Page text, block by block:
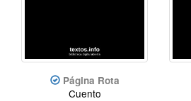
Página Rota
Cuento